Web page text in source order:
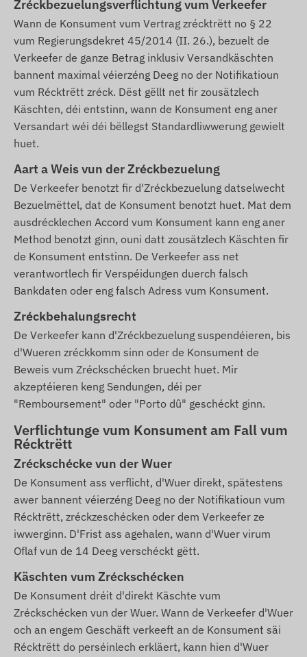
Zréckbezuelungsverflichtung vum Verkeefer
Wann de Konsument vum Vertrag zrécktrëtt no § 22
vum Regierungsdekret 45/2014 (II. 26.), bezuelt de
Verkeefer de ganze Betrag inklusiv Versandkäschten
bannent maximal véierzéng Deeg no der Notifikatioun
vum Récktrëtt zréck. Dëst gëllt net fir zousätzlech
Käschten, déi entstinn, wann de Konsument eng aner
Versandart wéi déi bëllegst Standardliwwerung gewielt
huet.
Aart a Weis vun der Zréckbezuelung
De Verkeefer benotzt fir d'Zréckbezuelung datselwecht
Bezuelmëttel, dat de Konsument benotzt huet. Mat dem
ausdrécklechen Accord vum Konsument kann eng aner
Method benotzt ginn, ouni datt zousätzlech Käschten fir
de Konsument entstinn. De Verkeefer ass net
verantwortlech fir Verspéidungen duerch falsch
Bankdaten oder eng falsch Adress vum Konsument.
Zréckbehalungsrecht
De Verkeefer kann d'Zréckbezuelung suspendéieren, bis
d'Wueren zréckkomm sinn oder de Konsument de
Beweis vum Zréckschécken bruecht huet. Mir
akzeptéieren keng Sendungen, déi per
"Remboursement" oder "Porto dû" geschéckt ginn.
Verflichtunge vum Konsument am Fall vum
Récktrëtt
Zréckschécke vun der Wuer
De Konsument ass verflicht, d'Wuer direkt, spätestens
awer bannent véierzéng Deeg no der Notifikatioun vum
Récktrëtt, zréckzeschécken oder dem Verkeefer ze
iwwerginn. D'Frist ass agehalen, wann d'Wuer virum
Oflaf vun de 14 Deeg verschéckt gëtt.
Käschten vum Zréckschécken
De Konsument dréit d'direkt Käschte vum
Zréckschécken vun der Wuer. Wann de Verkeefer d'Wuer
och an engem Geschäft verkeeft an de Konsument säi
Récktrëtt do perséinlech erkläert, kann hien d'Wuer